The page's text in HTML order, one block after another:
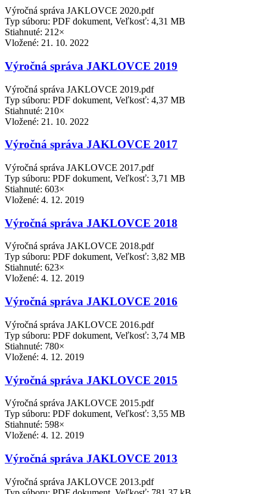
Výročná správa JAKLOVCE 2020.pdf
Typ súboru: PDF dokument, Veľkosť: 4,31 MB
Stiahnuté: 212×
Vložené: 21. 10. 2022
Výročná správa JAKLOVCE 2019
Výročná správa JAKLOVCE 2019.pdf
Typ súboru: PDF dokument, Veľkosť: 4,37 MB
Stiahnuté: 210×
Vložené: 21. 10. 2022
Výročná správa JAKLOVCE 2017
Výročná správa JAKLOVCE 2017.pdf
Typ súboru: PDF dokument, Veľkosť: 3,71 MB
Stiahnuté: 603×
Vložené: 4. 12. 2019
Výročná správa JAKLOVCE 2018
Výročná správa JAKLOVCE 2018.pdf
Typ súboru: PDF dokument, Veľkosť: 3,82 MB
Stiahnuté: 623×
Vložené: 4. 12. 2019
Výročná správa JAKLOVCE 2016
Výročná správa JAKLOVCE 2016.pdf
Typ súboru: PDF dokument, Veľkosť: 3,74 MB
Stiahnuté: 780×
Vložené: 4. 12. 2019
Výročná správa JAKLOVCE 2015
Výročná správa JAKLOVCE 2015.pdf
Typ súboru: PDF dokument, Veľkosť: 3,55 MB
Stiahnuté: 598×
Vložené: 4. 12. 2019
Výročná správa JAKLOVCE 2013
Výročná správa JAKLOVCE 2013.pdf